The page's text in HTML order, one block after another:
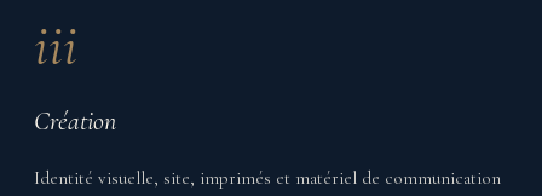
iii
Création
Identité visuelle, site, imprimés et matériel de communication